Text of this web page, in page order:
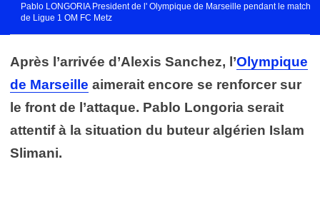
Pablo LONGORIA President de l' Olympique de Marseille pendant le match
de Ligue 1 OM FC Metz
Après l’arrivée d’Alexis Sanchez, l’Olympique
de Marseille aimerait encore se renforcer sur
le front de l’attaque. Pablo Longoria serait
attentif à la situation du buteur algérien Islam
Slimani.